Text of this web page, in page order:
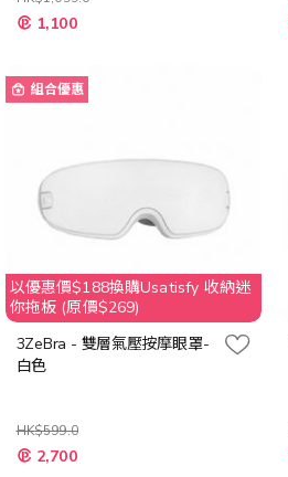
特
殊 1,100
組合優惠
以優惠價$188換購Usatisfy 收納迷
你拖板 (原價$269)
3ZeBra - 雙層氣壓按摩眼罩-
白色
HK$599.0
特
殊 2,700